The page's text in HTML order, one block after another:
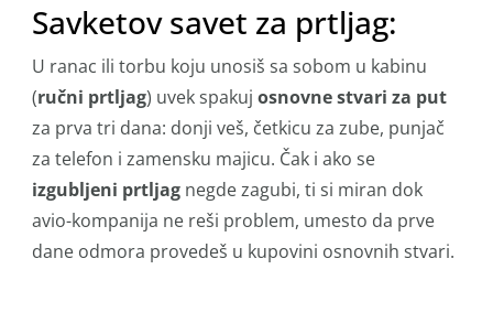
Savketov savet za prtljag:
U ranac ili torbu koju unosiš sa sobom u kabinu
(ručni prtljag) uvek spakuj osnovne stvari za put
za prva tri dana: donji veš, četkicu za zube, punjač
za telefon i zamensku majicu. Čak i ako se
izgubljeni prtljag negde zagubi, ti si miran dok
avio-kompanija ne reši problem, umesto da prve
dane odmora provedeš u kupovini osnovnih stvari.